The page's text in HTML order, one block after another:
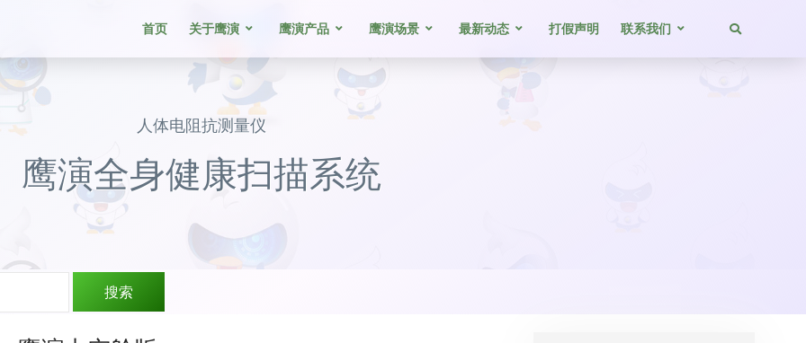
首页 关于鹰演 鹰演产品 鹰演场景 最新动态 打假声明 联系我们
人体电阻抗测量仪
鹰演全身健康扫描系统